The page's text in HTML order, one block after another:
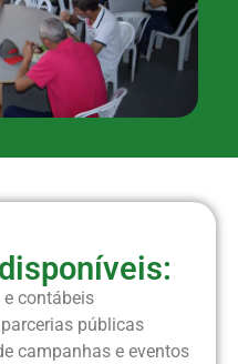
e contábeis
públicas
campanhas e eventos